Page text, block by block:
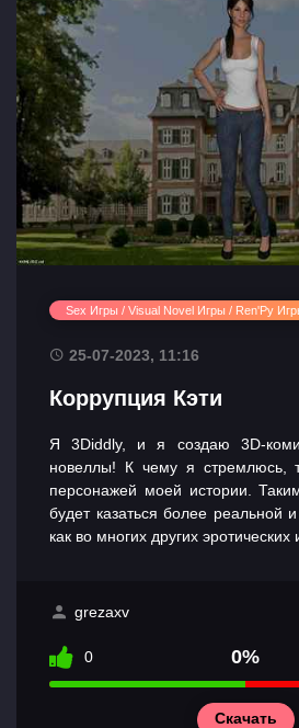
Sex Игры / Visual Novel Игры / Ren'Py
25-07-2023, 11:16
Коррупция Кэти
Я 3Diddly, и я создаю 3D-
новеллы! К чему я стремлюсь,
персонажей моей истории.
будет казаться более реальной
как во многих других эротических
grezaxv
0 0%
Скачать